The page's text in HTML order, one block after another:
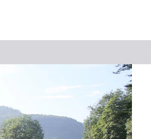
Suchbegriff
Das könnte Sie
Stadtführungen